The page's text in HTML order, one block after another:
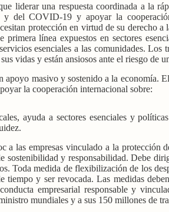
liderar una respuesta coordinada a la
y del COVID-19 y apoyar la
protección en virtud de su derecho
primera línea expuestos en sectores
esenciales a las comunidades. Los
vidas y están ansiosos ante el riesgo de
masivo y sostenido a la economía.
la cooperación internacional sobre:
ayuda a sectores esenciales y
a las empresas vinculado a la protección
sostenibilidad y responsabilidad. Debe
Toda medida de flexibilización de los
tiempo y ser revocada. Las medidas
empresarial responsable y
mundiales y a sus 150 millones de